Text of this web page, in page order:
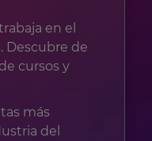
en el
Descubre de
cursos y
más
del